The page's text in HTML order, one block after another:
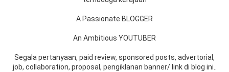
A Passionate BLOGGER
An Ambitious YOUTUBER
Segala pertanyaan, paid review, sponsored posts, advertorial,
job, collaboration, proposal, pengiklanan banner/ link di blog ini..